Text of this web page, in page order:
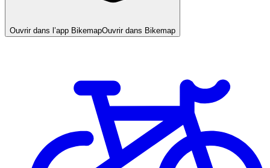
Ouvrir dans l’app BikemapOuvrir dans Bikemap